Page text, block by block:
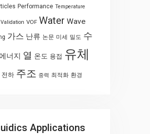
Performance Temperature
Validation VOF Water Wave
가스 난류 논문 미세 밀도 수
에너지 열 온도 용접 유체
전하 주조 중력 최적화 환경
Applications